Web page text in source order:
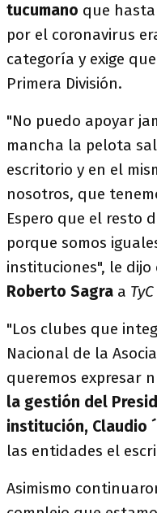
tucumano que
por el coronavirus
categoría y exige
Primera División.
"No puedo apoyar
mancha la pelota
escritorio y en el
nosotros, que
Espero que el resto
porque somos
instituciones", le
Roberto Sagra a
"Los clubes que
Nacional de la
queremos expresar
la gestión del
institución, Claudio
las entidades el
Asimismo